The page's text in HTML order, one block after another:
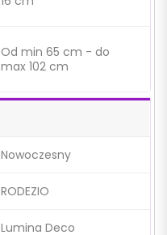
Od min 65 cm - do
max 102 cm
Nowoczesny
RODEZIO
Lumina Deco